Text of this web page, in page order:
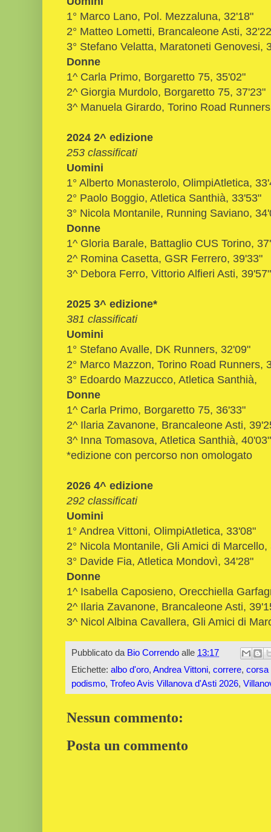
1° Marco Lano, Pol. Mezzaluna, 32'18"
2° Matteo Lometti, Brancaleone Asti,
3° Stefano Velatta, Maratoneti Genovesi,
Donne
1^ Carla Primo, Borgaretto 75, 35'02"
2^ Giorgia Murdolo, Borgaretto 75, 37'23"
3^ Manuela Girardo, Torino Road
2024 2^ edizione
253 classificati
Uomini
1° Alberto Monasterolo, OlimpiAtletica,
2° Paolo Boggio, Atletica Santhià, 33'53"
3° Nicola Montanile, Running Saviano,
Donne
1^ Gloria Barale, Battaglio CUS Torino,
2^ Romina Casetta, GSR Ferrero, 39'33"
3^ Debora Ferro, Vittorio Alfieri Asti, 39'57"
2025 3^ edizione*
381 classificati
Uomini
1° Stefano Avalle, DK Runners, 32'09"
2° Marco Mazzon, Torino Road Runners,
3° Edoardo Mazzucco, Atletica Santhià,
Donne
1^ Carla Primo, Borgaretto 75, 36'33"
2^ Ilaria Zavanone, Brancaleone Asti,
3^ Inna Tomasova, Atletica Santhià, 40'03"
*edizione con percorso non omologato
2026 4^ edizione
292 classificati
Uomini
1° Andrea Vittoni, OlimpiAtletica, 33'08"
2° Nicola Montanile, Gli Amici di Marcello,
3° Davide Fia, Atletica Mondovì, 34'28"
Donne
1^ Isabella Caposieno, Orecchiella
2^ Ilaria Zavanone, Brancaleone Asti,
3^ Nicol Albina Cavallera, Gli Amici di
Pubblicato da Bio Correndo alle 13:17
Etichette: albo d'oro, Andrea Vittoni, correre, corsa
podismo, Trofeo Avis Villanova d'Asti 2026,
Nessun commento:
Posta un commento